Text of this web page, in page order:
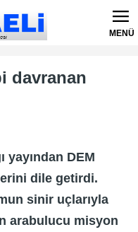
MENÜ
davranan
yayından DEM
dile getirdi.
sinir uçlarıyla
arabulucu misyon